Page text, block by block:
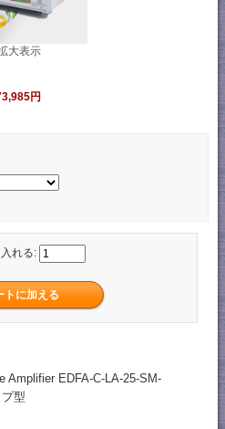
大表示
円
れる:
Amplifier EDFA-C-LA-25-SM-
型